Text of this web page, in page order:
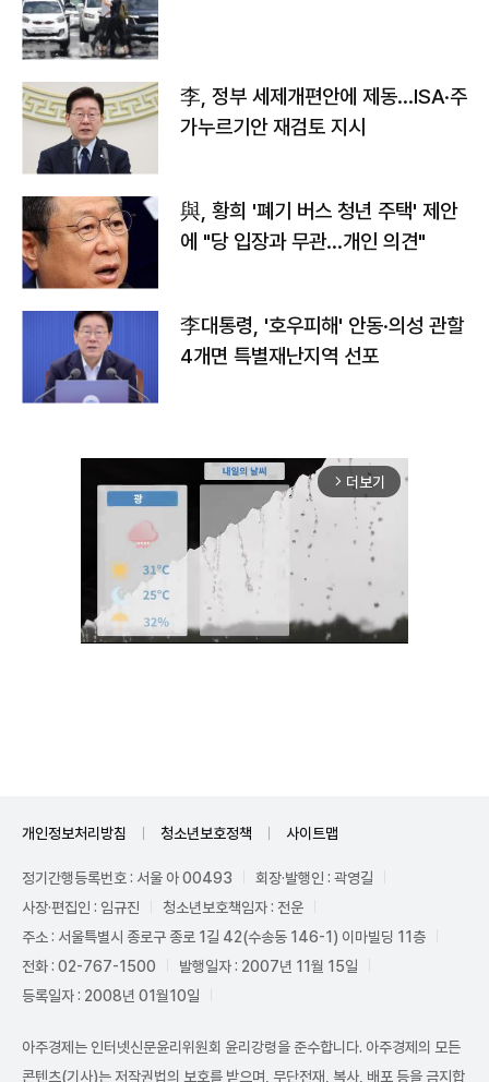
李, 정부 세제개편안에 제동…ISA·주
가누르기안 재검토 지시
與, 황희 '폐기 버스 청년 주택' 제안
에 "당 입장과 무관…개인 의견"
李대통령, '호우피해' 안동·의성 관할
4개면 특별재난지역 선포
arrow_forward_ios 더보기
개인정보처리방침 청소년보호정책 사이트맵
정기간행등록번호 : 서울 아 00493
회장·발행인 : 곽영길
사장·편집인 : 임규진
청소년보호책임자 : 전운
주소 : 서울특별시 종로구 종로 1길 42(수송동 146-1) 이마빌딩 11층
전화 : 02-767-1500
발행일자 : 2007년 11월 15일
등록일자 : 2008년 01월10일
아주경제는 인터넷신문윤리위원회 윤리강령을 준수합니다. 아주경제의 모든
콘텐츠(기사)는 저작권법의 보호를 받으며, 무단전재, 복사, 배포 등을 금지합